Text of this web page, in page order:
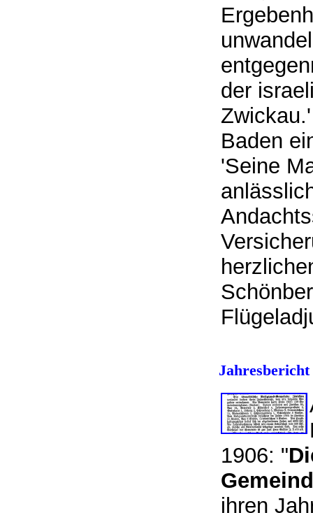
der
Baden
'Seine
1906: "
ihren